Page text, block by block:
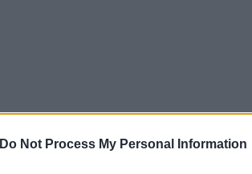
Do Not Process My Personal Information